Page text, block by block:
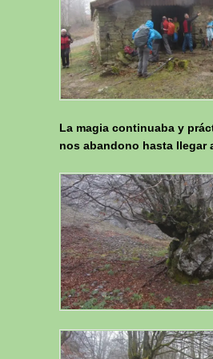
La magia continuaba y
nos abandono hasta llegar